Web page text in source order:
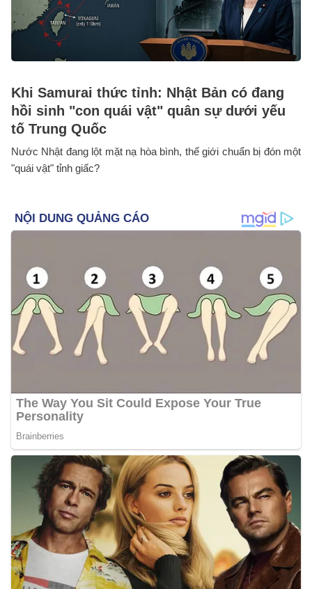
Khi Samurai thức tỉnh: Nhật Bản có đang
hồi sinh "con quái vật" quân sự dưới yếu
tố Trung Quốc
Nước Nhật đang lột mặt nạ hòa bình, thế giới chuẩn bị đón một
"quái vật" tỉnh giấc?